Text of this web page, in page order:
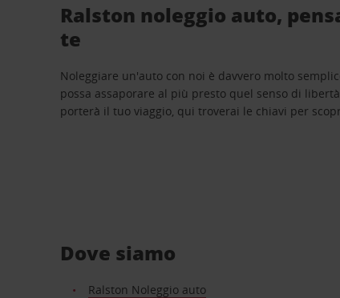
Ralston noleggio auto,
te
Noleggiare un'auto con noi è davvero molto
possa assaporare al più presto quel senso di
porterà il tuo viaggio, qui troverai le chiavi per
Dove siamo
Ralston Noleggio auto